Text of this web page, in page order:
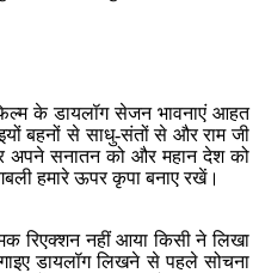
के डायलॉग सेजन भावनाएं आहत
बहनों से साधु-संतों से और राम जी
अपने सनातन को और महान देश को
हमारे ऊपर कृपा बनाए रखें।
रिएक्शन नहीं आया किसी ने लिखा
डायलॉग लिखने से पहले सोचना